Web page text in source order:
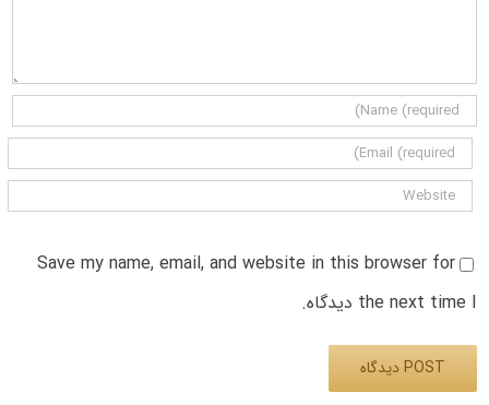
Save my name, email, and website in this browser for
the next time I دیدگاه.